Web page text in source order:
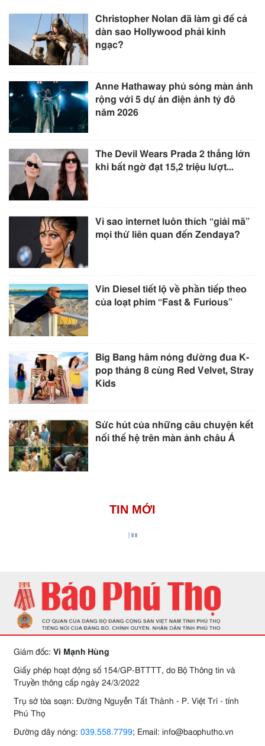
Christopher Nolan đã làm gì để cả
dàn sao Hollywood phải kinh
ngạc?
Anne Hathaway phủ sóng màn ảnh
rộng với 5 dự án điện ảnh tỷ đô
năm 2026
The Devil Wears Prada 2 thắng lớn
khi bất ngờ đạt 15,2 triệu lượt...
Vì sao internet luôn thích “giải mã”
mọi thứ liên quan đến Zendaya?
Vin Diesel tiết lộ về phần tiếp theo
của loạt phim “Fast & Furious”
Big Bang hâm nóng đường đua K-
pop tháng 8 cùng Red Velvet, Stray
Kids
Sức hút của những câu chuyện kết
nối thế hệ trên màn ảnh châu Á
TIN MỚI
Giám đốc: Vi Mạnh Hùng
Giấy phép hoạt động số 154/GP-BTTTT, do Bộ Thông tin và
Truyền thông cấp ngày 24/3/2022
Trụ sở tòa soạn: Đường Nguyễn Tất Thành - P. Việt Trì - tỉnh
Phú Thọ
Đường dây nóng: 039.558.7799; Email: info@baophutho.vn